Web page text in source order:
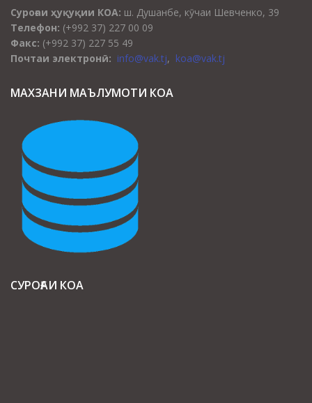
Суроғаи ҳуқуқии КОА: ш. Душанбе, кӯчаи Шевченко, 39
Телефон: (+992 37) 227 00 09
Факс: (+992 37) 227 55 49
Почтаи электронӣ: info@vak.tj, koa@vak.tj
МАХЗАНИ МАЪЛУМОТИ КОА
СУРОҒАИ КОА